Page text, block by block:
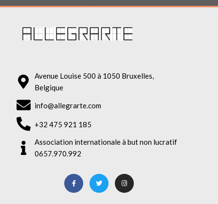
Avenue Louise 500 à 1050 Bruxelles,
Belgique
info@allegrarte.com
+32 475 921 185
Association internationale à but non lucratif
0657.970.992